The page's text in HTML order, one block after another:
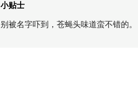
小贴士
别被名字吓到，苍蝇头味道蛮不错的。